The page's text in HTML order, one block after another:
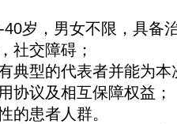
岁，男女不限，具备
社交障碍；
典型的代表者并能为本
协议及相互保障权益；
的患者人群。